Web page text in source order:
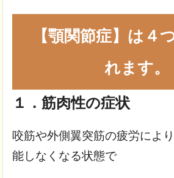
【顎関節症】は４
れます。
１．筋肉性の症状
咬筋や外側翼突筋の疲労によ
能しなくなる状態で